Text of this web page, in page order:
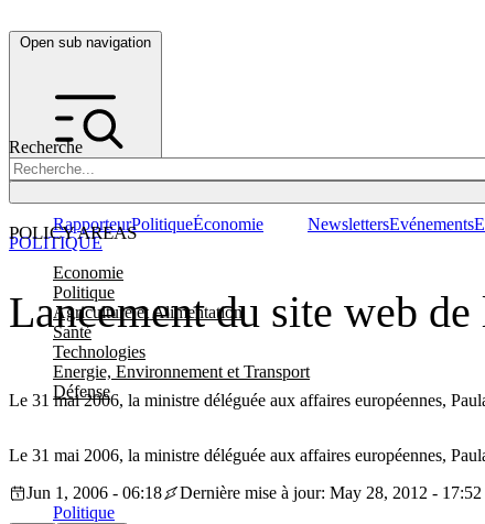
Open sub navigation
Recherche
POLICY AREAS
Economie
Politique
Agriculture et Alimentation
Santé
Technologies
Energie, Environnement et Transport
Défense
RapporteurPolitiqueÉconomie NewslettersEvénements
Lancement du site web
Le 31 mai 2006, la ministre déléguée aux affaires européennes,
POLITIQUE
Le 31 mai 2006, la ministre déléguée aux affaires européennes,
Jun 1, 2006 - 06:18
Dernière mise à jour: May 28, 2012 - 17:52
Politique